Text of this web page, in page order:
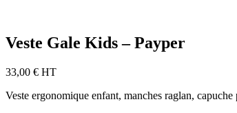
Veste Gale Kids – Payper
33,00 € HT
Veste ergonomique enfant, manches raglan,